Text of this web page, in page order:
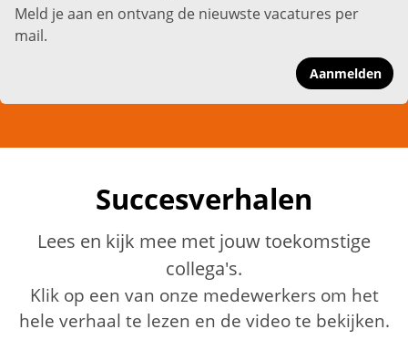
Meld je aan en ontvang de nieuwste vacatures per
mail.
Aanmelden
Succesverhalen
Lees en kijk mee met jouw toekomstige
collega's.
Klik op een van onze medewerkers om het
hele verhaal te lezen en de video te bekijken.